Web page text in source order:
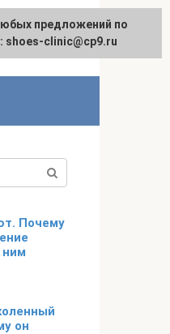
Почему
ним
он
предложений по
shoes-clinic@cp9.ru